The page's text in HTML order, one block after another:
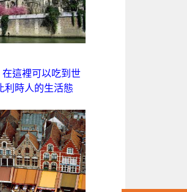
這裡可以吃到世
利時人的生活態